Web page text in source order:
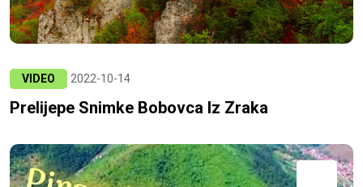
VIDEO 2022-10-14
Prelijepe Snimke Bobovca Iz Zraka